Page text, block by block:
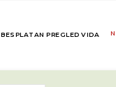
BESPLATAN PREGLED VIDA